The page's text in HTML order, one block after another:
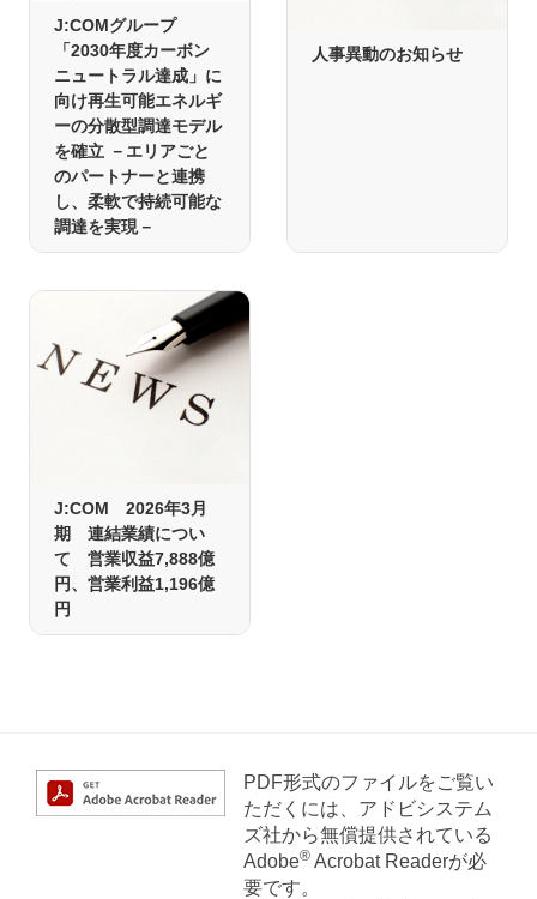
J:COMグループ
「2030年度カーボン
ニュートラル達成」に
向け再生可能エネルギ
ーの分散型調達モデル
を確立 －エリアごと
のパートナーと連携
し、柔軟で持続可能な
調達を実現－
人事異動のお知らせ
J:COM 2026年3月
期 連結業績につい
て 営業収益7,888億
円、営業利益1,196億
円
PDF形式のファイルをご覧い
ただくには、アドビシステム
ズ社から無償提供されている
Adobe®Acrobat Readerが必
要です。